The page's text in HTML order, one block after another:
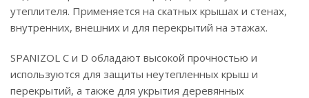
утеплителя. Применяется на скатных крышах и стенах,
внутренних, внешних и для перекрытий на этажах.
SPANIZOL С и D обладают высокой прочностью и
используются для защиты неутепленных крыш и
перекрытий, а также для укрытия деревянных